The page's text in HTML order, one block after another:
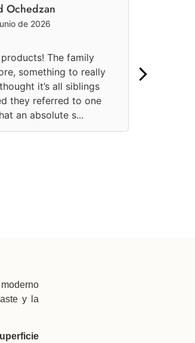
Ochedzan
de 2026
The family
something to really
it’s all siblings
they referred to one
an absolute s...
y la